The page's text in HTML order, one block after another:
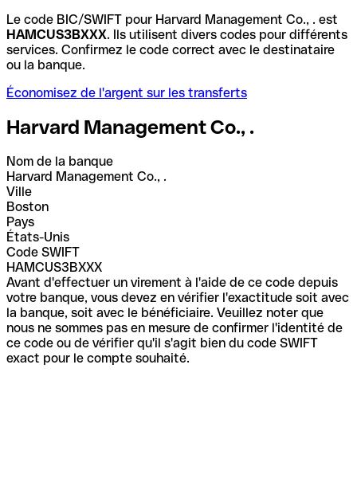
Le code BIC/SWIFT pour Harvard Management Co., . est
HAMCUS3BXXX. Ils utilisent divers codes pour différents
services. Confirmez le code correct avec le destinataire
ou la banque.
Économisez de l'argent sur les transferts
Harvard Management Co., .
Nom de la banque
Harvard Management Co., .
Ville
Boston
Pays
États-Unis
Code SWIFT
HAMCUS3BXXX
Avant d'effectuer un virement à l'aide de ce code depuis
votre banque, vous devez en vérifier l'exactitude soit avec
la banque, soit avec le bénéficiaire. Veuillez noter que
nous ne sommes pas en mesure de confirmer l'identité de
ce code ou de vérifier qu'il s'agit bien du code SWIFT
exact pour le compte souhaité.